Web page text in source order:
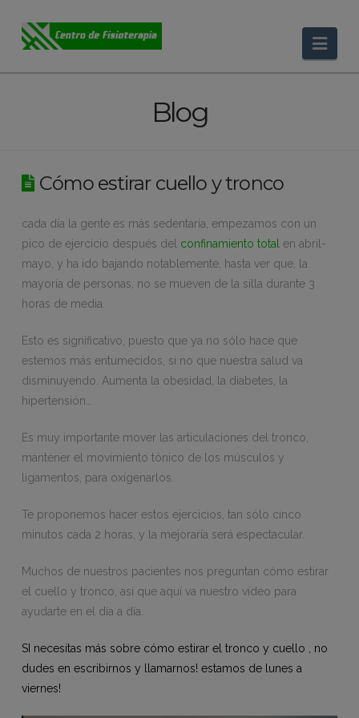
Blog
Cómo estirar cuello y tronco
cada día la gente es más sedentaria, empezamos con un
pico de ejercicio después del confinamiento total en abril-
mayo, y ha ido bajando notablemente, hasta ver que, la
mayoría de personas, no se mueven de la silla durante 3
horas de media.
Esto es significativo, puesto que ya no sólo hace que
estemos más entumecidos, si no que nuestra salud va
disminuyendo. Aumenta la obesidad, la diabetes, la
hipertensión…
Es muy importante mover las articulaciones del tronco,
mantener el movimiento tónico de los músculos y
ligamentos, para oxigenarlos.
Te proponemos hacer estos ejercicios, tan sólo cinco
minutos cada 2 horas, y la mejoraría será espectacular.
Muchos de nuestros pacientes nos preguntan cómo estirar
el cuello y tronco, así que aquí va nuestro vídeo para
ayudarte en el día a día.
SI necesitas más sobre cómo estirar el tronco y cuello , no
dudes en escribirnos y llamarnos! estamos de lunes a
viernes!